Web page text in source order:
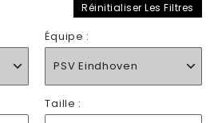
Réinitialiser Les Filtres
Équipe :
PSV Eindhoven
Taille :